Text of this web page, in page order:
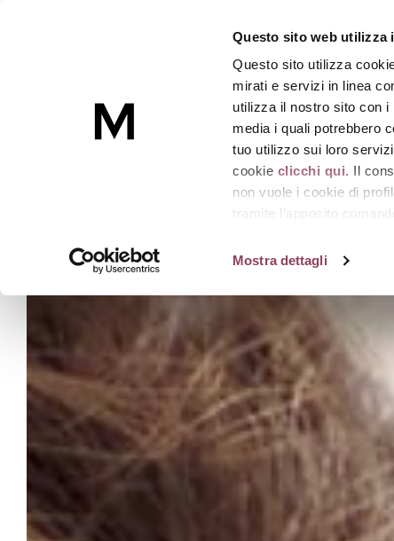
Questo sito web utilizza
Questo sito utilizza
mirati e servizi in linea
utilizza il nostro sito con
media i quali potrebbero
tuo utilizzo sui loro
cookie clicchi qui. Il
non vuole i cookie di
tramite l’apposito
Mostra dettagli
Skincare
Réponse Body